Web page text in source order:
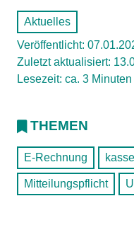
Aktuelles
Veröffentlicht:
Zuletzt aktualisiert:
Lesezeit: ca. 3 Minuten
THEMEN
E-Rechnung kasse
Mitteilungspflicht